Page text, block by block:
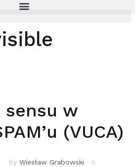
sensu w
(VUCA)
by Wiesław Grabowski
0